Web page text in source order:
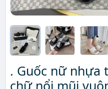
. Guốc nữ nhựa